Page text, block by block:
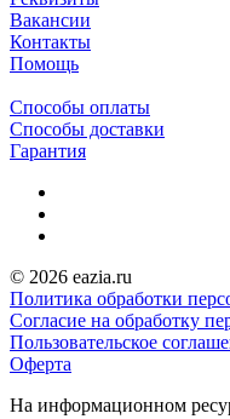
Вакансии
Контакты
Помощь
Способы оплаты
Способы доставки
Гарантия
© 2026 eazia.ru
Политика обработки
Согласие на обработку
Пользовательское
Оферта
На информационном